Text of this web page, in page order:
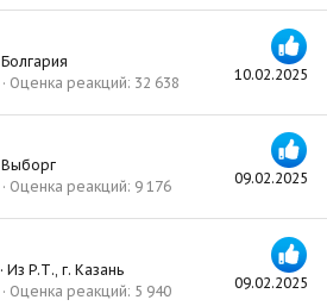
10.02.2025
Болгария
Оценка реакций 32 638
09.02.2025
Выборг
Оценка реакций 9 176
09.02.2025
· Из Р.Т., г. Казань
Оценка реакций 5 940